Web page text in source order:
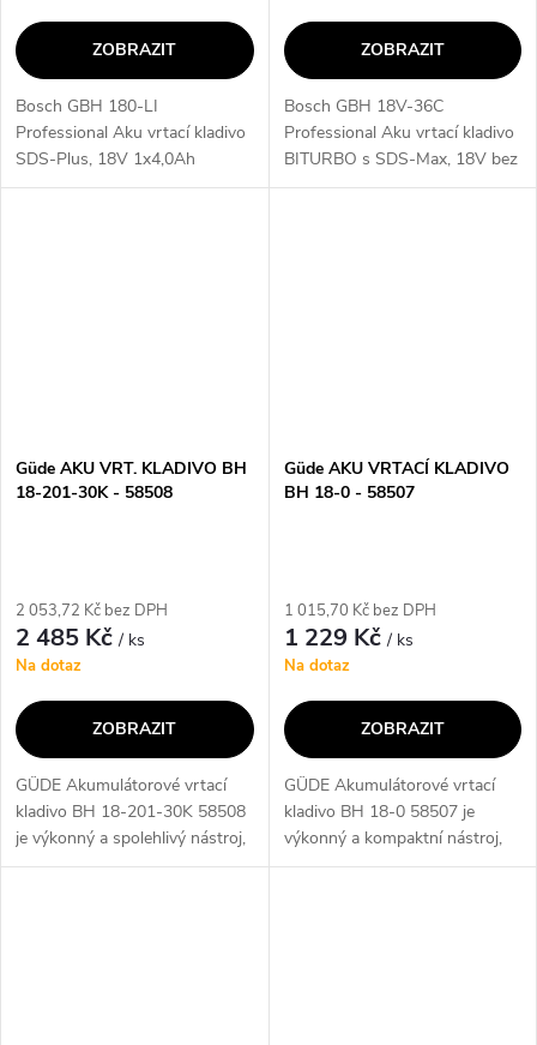
ZOBRAZIT
Bosch GBH 180-LI
Professional Aku vrtací kladivo
SDS-Plus, 18V 1x4,0Ah
0611911122 je výkonný a
ZOBRAZIT
Bosch GBH 18V-36C
Professional Aku vrtací kladivo
BITURBO s SDS-Max, 18V bez
aku 0611915021 je
Güde AKU VRT. KLADIVO BH
18-201-30K - 58508
2 053,72 Kč bez DPH
2 485 Kč/ ks
Na dotaz
ZOBRAZIT
GÜDE Akumulátorové vrtací
kladivo BH 18-201-30K 58508
je výkonný a spolehlivý nástroj,
který vám umožní snadno a
Güde AKU VRTACÍ KLADIVO
BH 18-0 - 58507
1 015,70 Kč bez DPH
1 229 Kč/ ks
Na dotaz
ZOBRAZIT
GÜDE Akumulátorové vrtací
kladivo BH 18-0 58507 je
výkonný a kompaktní nástroj,
který vám umožní provádět